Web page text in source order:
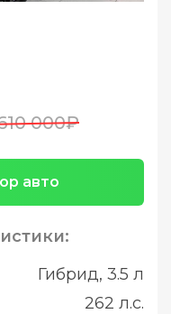
000₽
авто
Гибрид, 3.5 л
262 л.с.